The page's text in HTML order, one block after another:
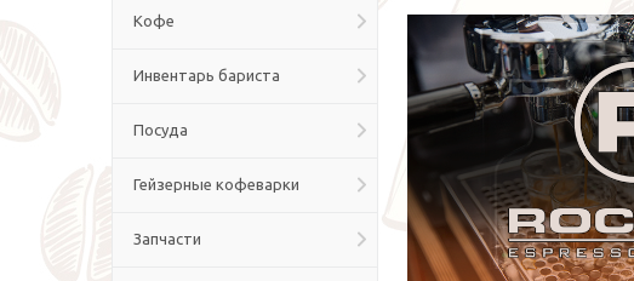
Кофе
Инвентарь бариста
Посуда
Гейзерные кофеварки
Запчасти